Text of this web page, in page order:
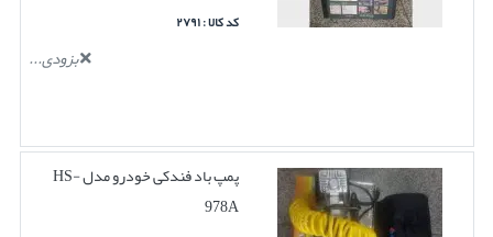
کد کالا : ۲۷۹۱
بزودی...
پمپ باد فندکی خودرو مدل HS-
978A